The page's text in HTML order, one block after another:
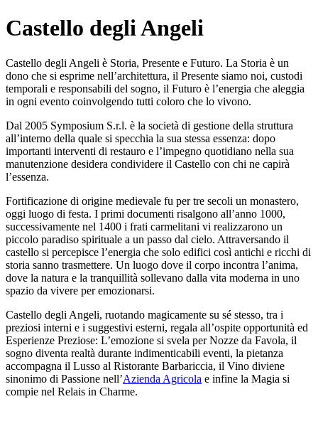
Castello degli Angeli
Castello degli Angeli è Storia, Presente e Futuro. La Storia è un
dono che si esprime nell’architettura, il Presente siamo noi, custodi
temporali e responsabili del sogno, il Futuro è l’energia che aleggia
in ogni evento coinvolgendo tutti coloro che lo vivono.
Dal 2005 Symposium S.r.l. è la società di gestione della struttura
all’interno della quale si specchia la sua stessa essenza: dopo
importanti interventi di restauro e l’impegno quotidiano nella sua
manutenzione desidera condividere il Castello con chi ne capirà
l’essenza.
Fortificazione di origine medievale fu per tre secoli un monastero,
oggi luogo di festa. I primi documenti risalgono all’anno 1000,
successivamente nel 1400 i frati carmelitani vi realizzarono un
piccolo paradiso spirituale a un passo dal cielo. Attraversando il
castello si percepisce l’energia che solo edifici così antichi e ricchi di
storia sanno trasmettere. Un luogo dove il corpo incontra l’anima,
dove la natura e la tranquillità sollevano dalla vita moderna in uno
spazio da vivere per emozionarsi.
Castello degli Angeli, ruotando magicamente su sé stesso, tra i
preziosi interni e i suggestivi esterni, regala all’ospite opportunità ed
Esperienze Preziose: L’emozione si svela per Nozze da Favola, il
sogno diventa realtà durante indimenticabili eventi, la pietanza
accompagna il Lusso al Ristorante Barbariccia, il Vino diviene
sinonimo di Passione nell’Azienda Agricola e infine la Magia si
compie nel Relais in Charme.